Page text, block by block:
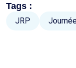
Tags :
JRP